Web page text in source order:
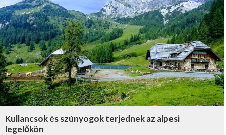
Kullancsok és szúnyogok terjednek az alpesi
legelőkön